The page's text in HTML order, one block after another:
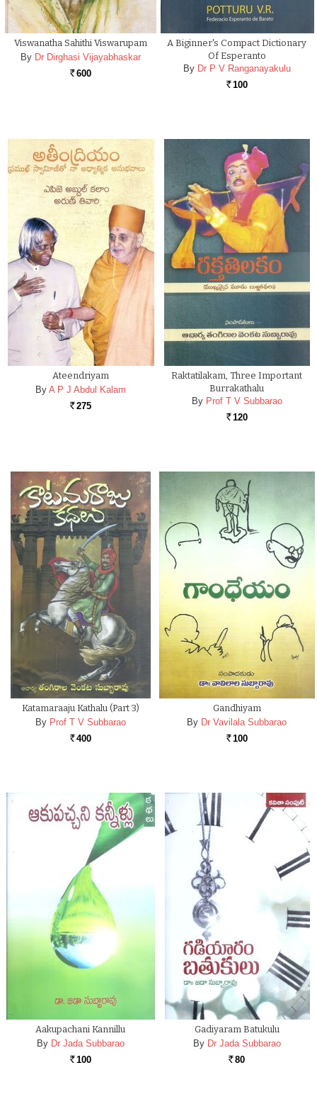
Viswanatha Sahithi Viswarupam
By Dr Dirghasi Vijayabhaskar
Rs. 600
A Biginner's Compact Dictionary
Of Esperanto
By Dr P V Ranganayakulu
Rs. 100
Ateendriyam
By A P J Abdul Kalam
Rs. 275
Raktatilakam, Three Important
Burrakathalu
By Prof T V Subbarao
Rs. 120
Katamaraaju Kathalu (Part 3)
By Prof T V Subbarao
Rs. 400
Gandhiyam
By Dr Vavilala Subbarao
Rs. 100
Aakupachani Kannillu
By Dr Jada Subbarao
Rs. 100
Gadiyaram Batukulu
By Dr Jada Subbarao
Rs. 80